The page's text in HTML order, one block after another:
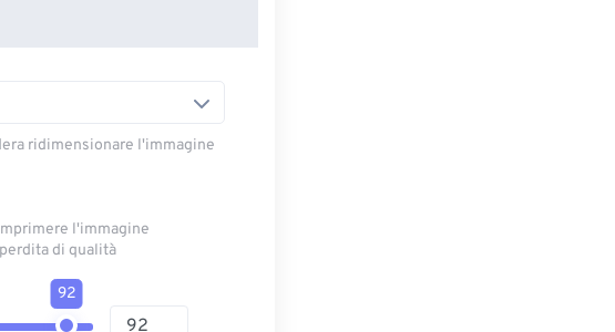
ridimensionare l'immagine
l'immagine
di qualità
92